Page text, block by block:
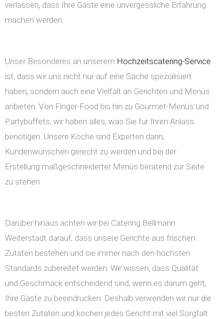
verlassen, dass Ihre Gäste eine unvergessliche Erfahrung
machen werden.
Unser Besonderes an unserem Hochzeitscatering-Service
ist, dass wir uns nicht nur auf eine Sache spezialisiert
haben, sondern auch eine Vielfalt an Gerichten und Menüs
anbieten. Von Finger-Food bis hin zu Gourmet-Menüs und
Partybuffets, wir haben alles, was Sie für Ihren Anlass
benötigen. Unsere Köche sind Experten darin,
Kundenwünschen gerecht zu werden und bei der
Erstellung maßgeschneiderter Menüs beratend zur Seite
zu stehen.
Darüber hinaus achten wir bei Catering Bellmann
Weiterstadt darauf, dass unsere Gerichte aus frischen
Zutaten bestehen und sie immer nach den höchsten
Standards zubereitet werden. Wir wissen, dass Qualität
und Geschmack entscheidend sind, wenn es darum geht,
Ihre Gäste zu beeindrucken. Deshalb verwenden wir nur die
besten Zutaten und kochen jedes Gericht mit viel Sorgfalt